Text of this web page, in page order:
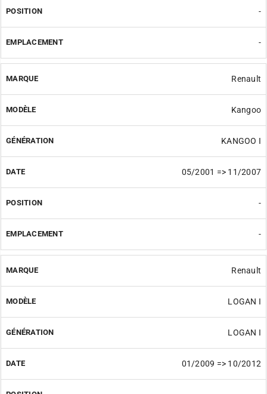
-
-
Renault
Kangoo
KANGOO I
05/2001 => 11/2007
-
-
Renault
LOGAN I
LOGAN I
01/2009 => 10/2012